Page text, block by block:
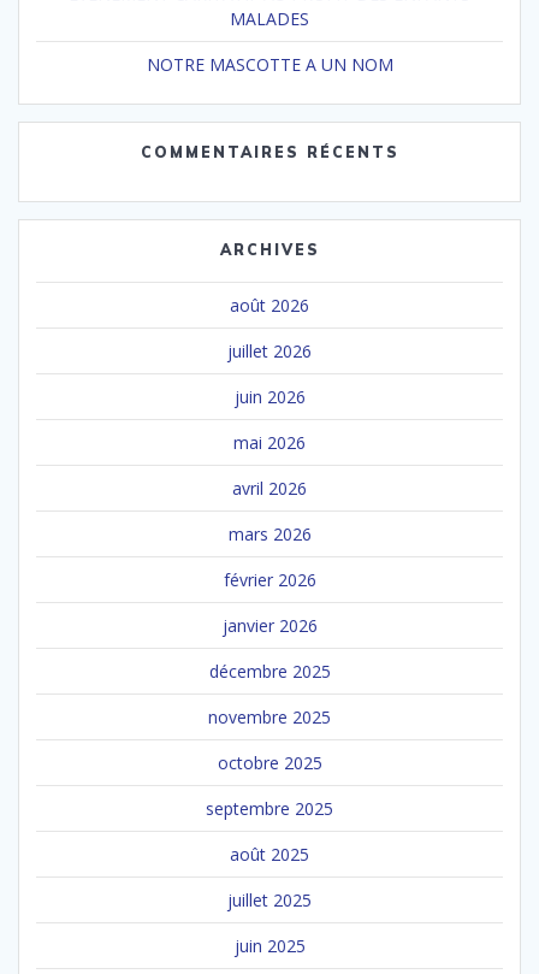
MALADES
NOTRE MASCOTTE A UN NOM
COMMENTAIRES RÉCENTS
ARCHIVES
août 2026
juillet 2026
juin 2026
mai 2026
avril 2026
mars 2026
février 2026
janvier 2026
décembre 2025
novembre 2025
octobre 2025
septembre 2025
août 2025
juillet 2025
juin 2025